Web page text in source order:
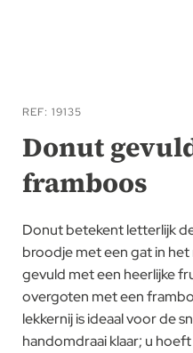
naar
het
begin
van
afbeeldingen-
gallerij
REF 19135
Donut
framboos
Donut betekent letterlijk
broodje met een gat in
gevuld met een heerlijke
overgoten met een
lekkernij is ideaal voor de
handomdraai klaar; u